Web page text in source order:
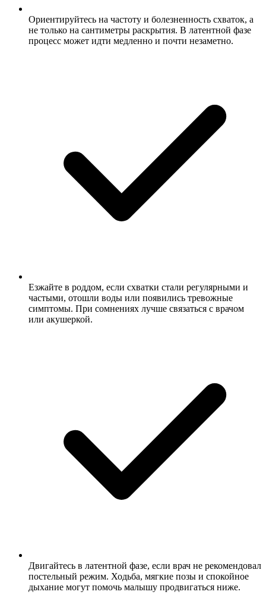
Ориентируйтесь на частоту и болезненность схваток, а
не только на сантиметры раскрытия. В латентной фазе
процесс может идти медленно и почти незаметно.
Езжайте в роддом, если схватки стали регулярными и
частыми, отошли воды или появились тревожные
симптомы. При сомнениях лучше связаться с врачом
или акушеркой.
Двигайтесь в латентной фазе, если врач не рекомендовал
постельный режим. Ходьба, мягкие позы и спокойное
дыхание могут помочь малышу продвигаться ниже.